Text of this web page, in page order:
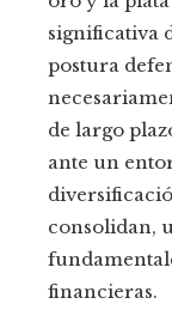
significativa
postura
de largo
ante un
consolidan,
financieras.